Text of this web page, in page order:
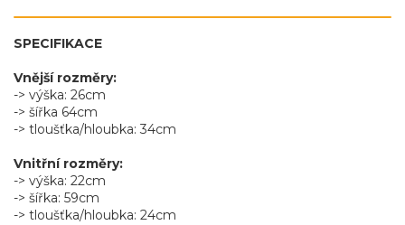
SPECIFIKACE
Vnější rozměry:
-> výška: 26cm
-> šířka 64cm
-> tloušťka/hloubka: 34cm
Vnitřní rozměry:
-> výška: 22cm
-> šířka: 59cm
-> tloušťka/hloubka: 24cm